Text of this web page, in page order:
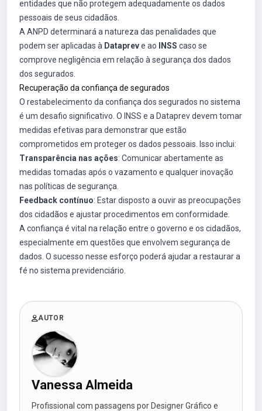
entidades que não protegem adequadamente os dados
pessoais de seus cidadãos.
A ANPD determinará a natureza das penalidades que
podem ser aplicadas à Datapreve ao INSS caso se
comprove negligência em relação à segurança dos dados
dos segurados.
Recuperação da confiança de segurados
O restabelecimento da confiança dos segurados no sistema
é um desafio significativo. O INSS e a Dataprev devem tomar
medidas efetivas para demonstrar que estão
comprometidos em proteger os dados pessoais. Isso inclui:
Transparência nas ações: Comunicar abertamente as
medidas tomadas após o vazamento e qualquer inovação
nas políticas de segurança.
Feedback contínuo: Estar disposto a ouvir as preocupações
dos cidadãos e ajustar procedimentos em conformidade.
A confiança é vital na relação entre o governo e os cidadãos,
especialmente em questões que envolvem segurança de
dados. O sucesso nesse esforço poderá ajudar a restaurar a
fé no sistema previdenciário.
AUTOR
Vanessa Almeida
Profissional com passagens por Designer Gráfico e